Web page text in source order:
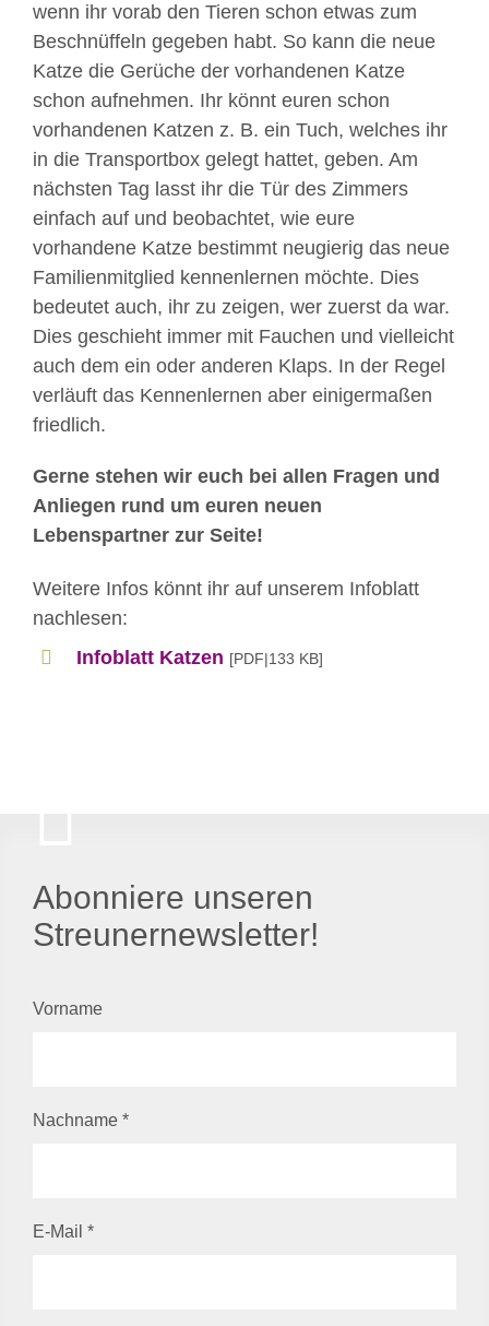
wenn ihr vorab den Tieren schon etwas zum
Beschnüffeln gegeben habt. So kann die neue
Katze die Gerüche der vorhandenen Katze
schon aufnehmen. Ihr könnt euren schon
vorhandenen Katzen z. B. ein Tuch, welches ihr
in die Transportbox gelegt hattet, geben. Am
nächsten Tag lasst ihr die Tür des Zimmers
einfach auf und beobachtet, wie eure
vorhandene Katze bestimmt neugierig das neue
Familienmitglied kennenlernen möchte. Dies
bedeutet auch, ihr zu zeigen, wer zuerst da war.
Dies geschieht immer mit Fauchen und vielleicht
auch dem ein oder anderen Klaps. In der Regel
verläuft das Kennenlernen aber einigermaßen
friedlich.
Gerne stehen wir euch bei allen Fragen und
Anliegen rund um euren neuen
Lebenspartner zur Seite!
Weitere Infos könnt ihr auf unserem Infoblatt
nachlesen:
Infoblatt Katzen [PDF|133 KB]
Abonniere unseren
Streunernewsletter!
Vorname
Nachname *
E-Mail *